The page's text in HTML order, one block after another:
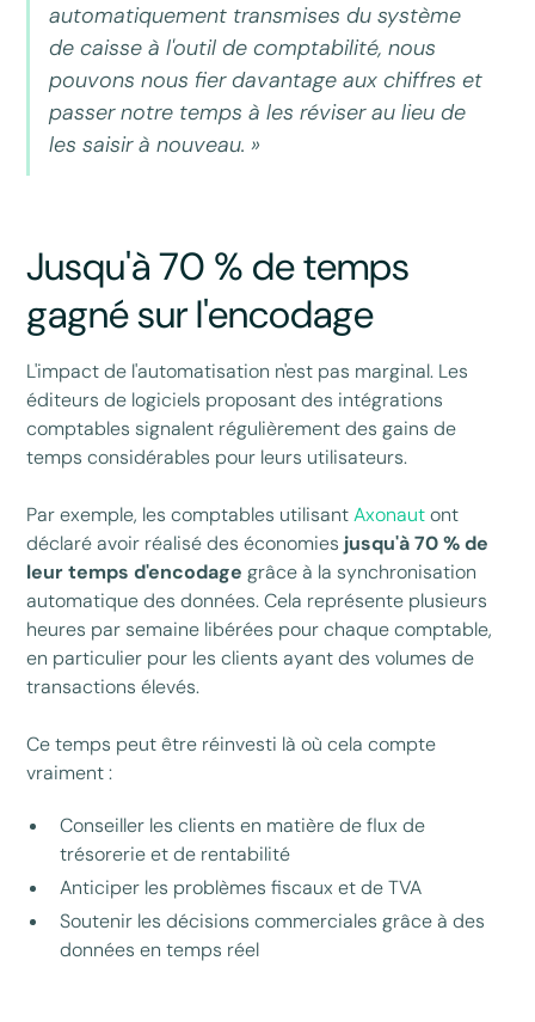
automatiquement transmises du système
de caisse à l'outil de comptabilité, nous
pouvons nous fier davantage aux chiffres et
passer notre temps à les réviser au lieu de
les saisir à nouveau. »
Jusqu'à 70 % de temps
gagné sur l'encodage
L'impact de l'automatisation n'est pas marginal. Les
éditeurs de logiciels proposant des intégrations
comptables signalent régulièrement des gains de
temps considérables pour leurs utilisateurs.
Par exemple, les comptables utilisantAxonautont
déclaré avoir réalisé des économies jusqu'à 70 % de
leur temps d'encodage grâce à la synchronisation
automatique des données. Cela représente plusieurs
heures par semaine libérées pour chaque comptable,
en particulier pour les clients ayant des volumes de
transactions élevés.
Ce temps peut être réinvesti là où cela compte
vraiment :
Conseiller les clients en matière de flux de
trésorerie et de rentabilité
Anticiper les problèmes fiscaux et de TVA
Soutenir les décisions commerciales grâce à des
données en temps réel